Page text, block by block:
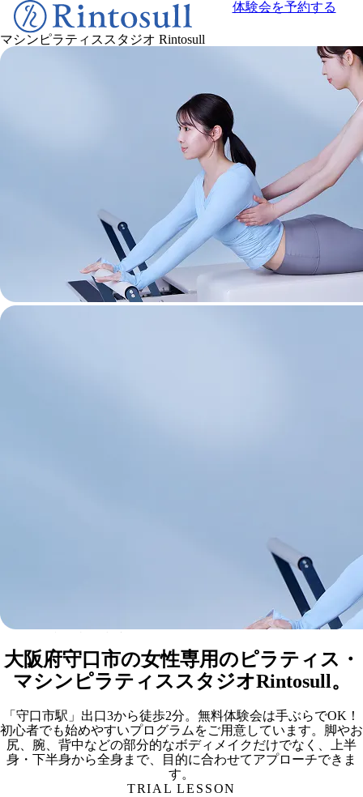
マシンピラティススタジオ Rintosull
体験会を予約する
大阪府守口市の女性専用のピラティス・
マシンピラティススタジオRintosull。
「守口市駅」出口3から徒歩2分。無料体験会は手ぶらでOK！
初心者でも始めやすいプログラムをご用意しています。脚やお
尻、腕、背中などの部分的なボディメイクだけでなく、上半
身・下半身から全身まで、目的に合わせてアプローチできま
す。
TRIAL LESSON